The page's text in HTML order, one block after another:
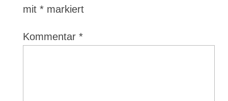
mit *markiert
Kommentar *